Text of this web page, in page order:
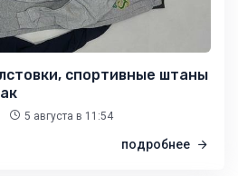
спортивные штаны
5 августа в 11:54
подробнее